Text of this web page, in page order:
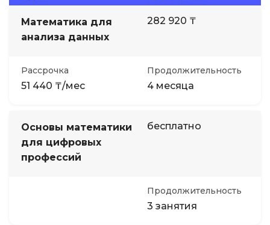
Математика для
анализа данных
282 920 ₸
Рассрочка
51 440 ₸/мес
Продолжительность
4 месяца
Основы математики
для цифровых
профессий
бесплатно
Продолжительность
3 занятия